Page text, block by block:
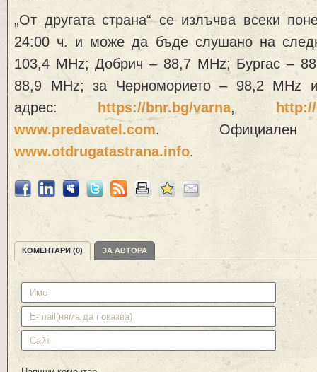
„От другата страна“ се излъчва всеки
24:00 ч. и може да бъде слушано на
103,4 MHz; Добрич – 88,7 MHz; Бургас –
88,9 MHz; за Черноморието – 98,2 MHz
адрес:
https://bnr.bg/varna,
www.predavatel.com.
www.otdrugatastrana.info.
КОМЕНТАРИ (0) ЗА АВТОРА